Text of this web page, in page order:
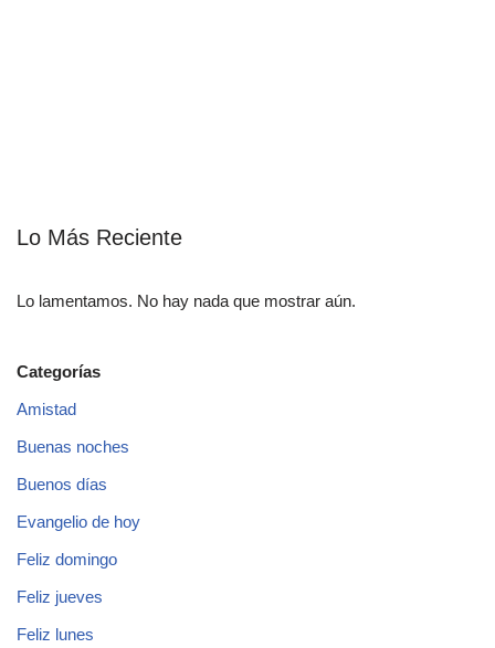
Lo Más Reciente
Lo lamentamos. No hay nada que mostrar aún.
Categorías
Amistad
Buenas noches
Buenos días
Evangelio de hoy
Feliz domingo
Feliz jueves
Feliz lunes